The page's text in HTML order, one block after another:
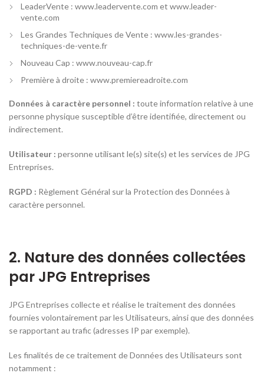
LeaderVente : www.leadervente.com et www.leader-
vente.com
Les Grandes Techniques de Vente : www.les-grandes-
techniques-de-vente.fr
Nouveau Cap : www.nouveau-cap.fr
Première à droite : www.premiereadroite.com
Données à caractère personnel : toute information relative à une
personne physique susceptible d’être identifiée, directement ou
indirectement.
Utilisateur : personne utilisant le(s) site(s) et les services de JPG
Entreprises.
RGPD : Règlement Général sur la Protection des Données à
caractère personnel.
2. Nature des données collectées
par JPG Entreprises
JPG Entreprises collecte et réalise le traitement des données
fournies volontairement par les Utilisateurs, ainsi que des données
se rapportant au trafic (adresses IP par exemple).
Les finalités de ce traitement de Données des Utilisateurs sont
notamment :